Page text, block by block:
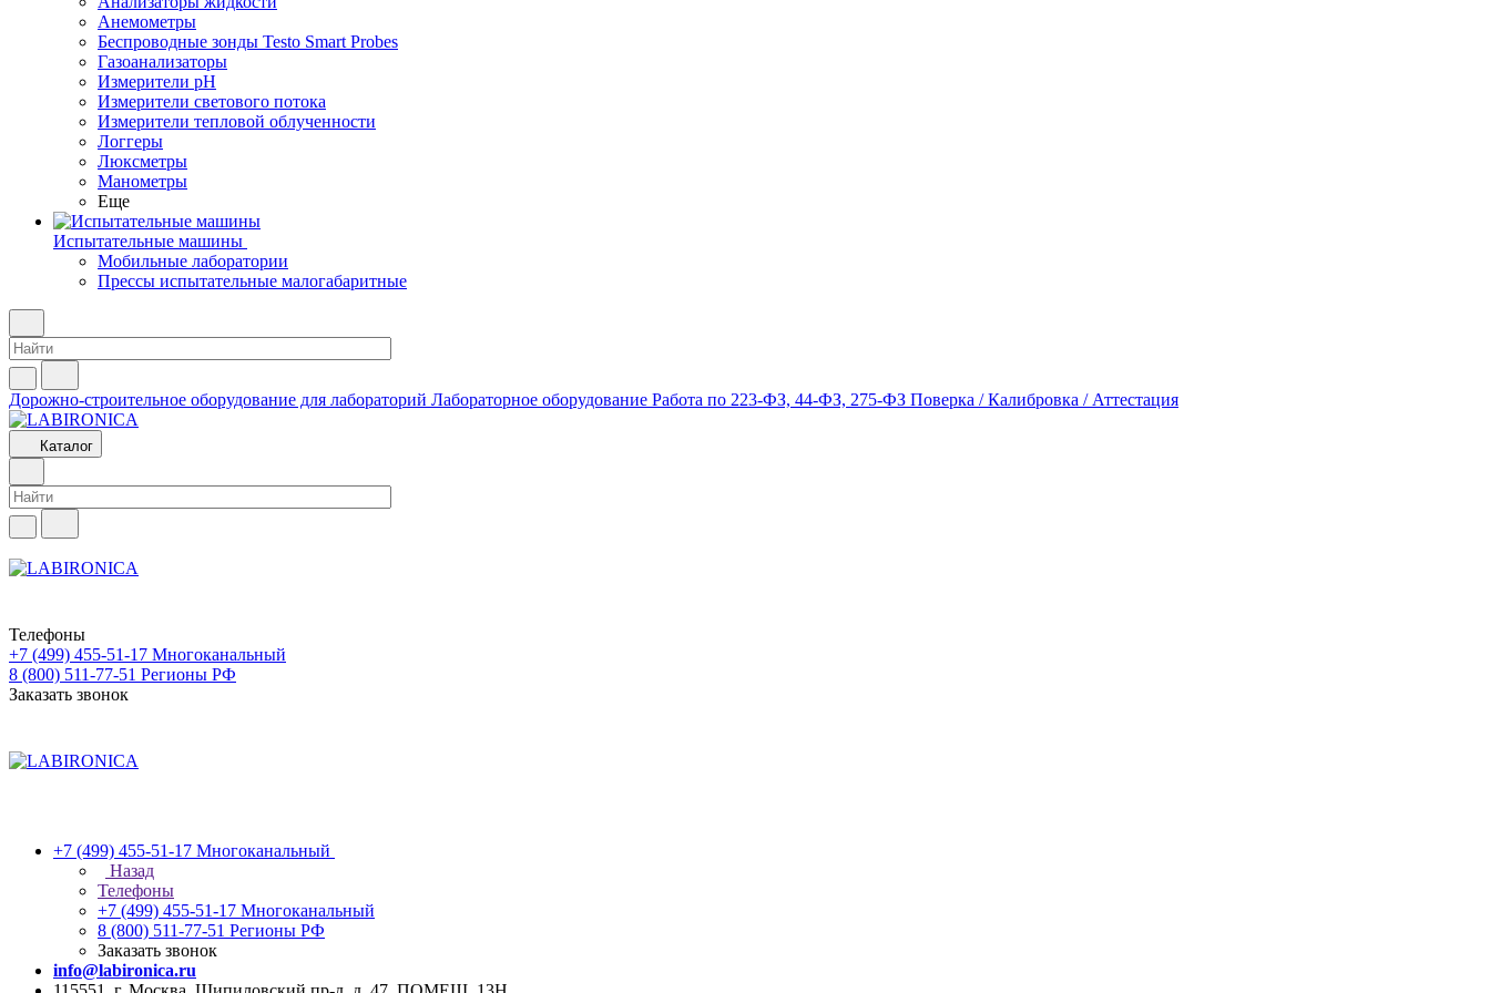
Анемометры
Беспроводные зонды Testo Smart Probes
Газоанализаторы
Измерители pH
Измерители светового потока
Измерители тепловой облученности
Логгеры
Люксметры
Манометры
Еще
Испытательные машины
Мобильные лаборатории
Прессы испытательные малогабаритные
Дорожно-строительное оборудование для лабораторий Лабораторное оборудование Работа по 223-ФЗ, 44-ФЗ, 275-ФЗ Поверка / Калибровка / Аттестация
Каталог
Телефоны
+7 (499) 455-51-17 Многоканальный
8 (800) 511-77-51 Регионы РФ
Заказать звонок
+7 (499) 455-51-17 Многоканальный
Назад
Телефоны
+7 (499) 455-51-17 Многоканальный
8 (800) 511-77-51 Регионы РФ
Заказать звонок
info@labironica.ru